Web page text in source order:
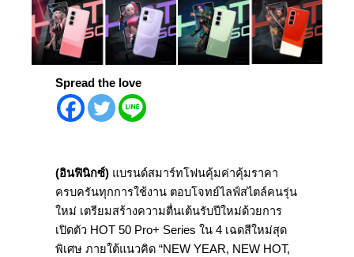
Spread the love
(อินฟินิกซ์) แบรนด์สมาร์ทโฟนคุ้มค่าคุ้มราคา
ครบครันทุกการใช้งาน ตอบโจทย์ไลฟ์สไตล์คนรุ่น
ใหม่ เตรียมสร้างความตื่นเต้นรับปีใหม่ด้วยการ
เปิดตัว HOT 50 Pro+ Series ใน 4 เฉดสีใหม่สุด
พิเศษ ภายใต้แนวคิด “NEW YEAR, NEW HOT,